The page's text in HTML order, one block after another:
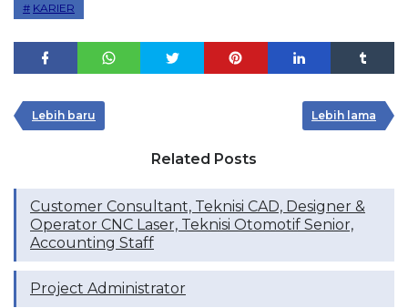
KARIER
Lebih baru Lebih lama
Related Posts
Customer Consultant, Teknisi CAD, Designer &
Operator CNC Laser, Teknisi Otomotif Senior,
Accounting Staff
Project Administrator